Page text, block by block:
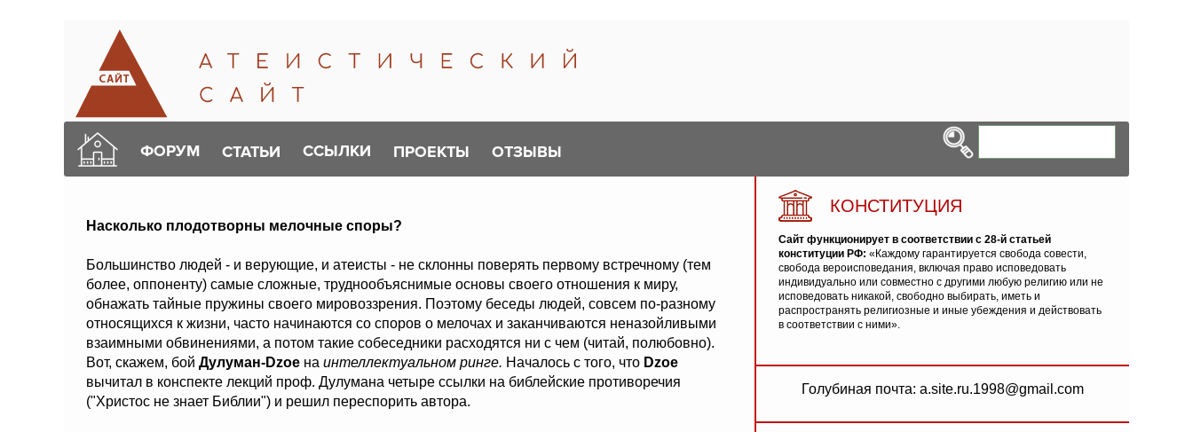
ФОРУМ СТАТЬИ ССЫЛКИ ПРОЕКТЫ ОТЗЫВЫ
Насколько плодотворны мелочные споры?
Большинство людей - и верующие, и атеисты - не склонны поверять первому встречному (тем
более, оппоненту) самые сложные, труднообъяснимые основы своего отношения к миру,
обнажать тайные пружины своего мировоззрения. Поэтому беседы людей, совсем по-разному
относящихся к жизни, часто начинаются со споров о мелочах и заканчиваются неназойливыми
взаимными обвинениями, а потом такие собеседники расходятся ни с чем (читай, полюбовно).
Вот, скажем, бой Дулуман-Dzoe на интеллектуальном ринге. Началось с того, что Dzoe
вычитал в конспекте лекций проф. Дулумана четыре ссылки на библейские противоречия
("Христос не знает Библии") и решил переспорить автора.
КОНСТИТУЦИЯ
Сайт функционирует в соответствии с 28-й статьей
конституции РФ: «Каждому гарантируется свобода совести,
свобода вероисповедания, включая право исповедовать
индивидуально или совместно с другими любую религию или не
исповедовать никакой, свободно выбирать, иметь и
распространять религиозные и иные убеждения и действовать
в соответствии с ними».
Голубиная почта: a.site.ru.1998@gmail.com